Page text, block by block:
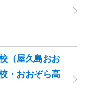
（屋久島おお
・おおぞら高